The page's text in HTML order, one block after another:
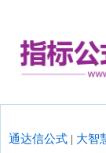
通达信公式 | 大智